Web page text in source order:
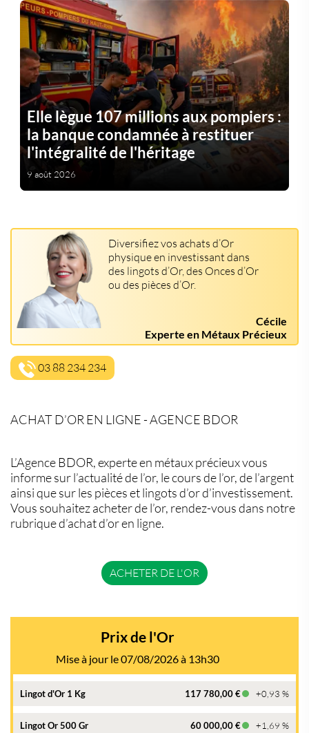
Elle lègue 107 millions aux pompiers :
la banque condamnée à restituer
l'intégralité de l'héritage
9 août 2026
Diversifiez vos achats d’Or
physique en investissant dans
des lingots d’Or, des Onces d’Or
ou des pièces d’Or.
Cécile
Experte en Métaux Précieux
03 88 234 234
ACHAT D’OR EN LIGNE - AGENCE BDOR
L’Agence BDOR, experte en métaux précieux vous
informe sur l’actualité de l’or, le cours de l’or, de l’argent
ainsi que sur les pièces et lingots d’or d’investissement.
Vous souhaitez acheter de l’or, rendez-vous dans notre
rubrique d’achat d’or en ligne.
ACHETER DE L'OR
Prix de l'Or
Mise à jour le 07/08/2026 à 13h30
Lingot d'Or 1 Kg 117 780,00 € +0,93 %
Lingot Or 500 Gr 60 000,00 € +1,69 %